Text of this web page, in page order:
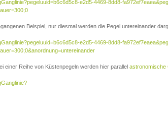
e2d5-4469-8dd8-
Beispiel, nur diesmal werden die Pegel untereinander
e2d5-4469-8dd8-
einer Reihe von Küstenpegeln werden hier parallel astronomische